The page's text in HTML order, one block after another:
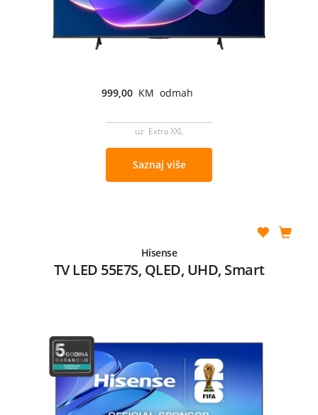
999,00 KM odmah
uz Extra XXL
Saznaj više
Hisense
TV LED 55E7S, QLED, UHD, Smart